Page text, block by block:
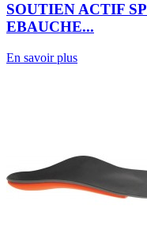
SOUTIEN ACTIF
EBAUCHE...
En savoir plus